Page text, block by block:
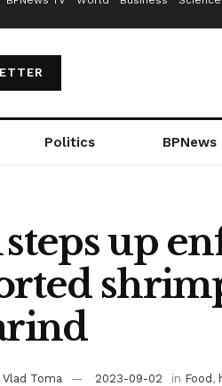
Politics BPNews
steps up
Vlad Toma 2023-09-02 in Food,